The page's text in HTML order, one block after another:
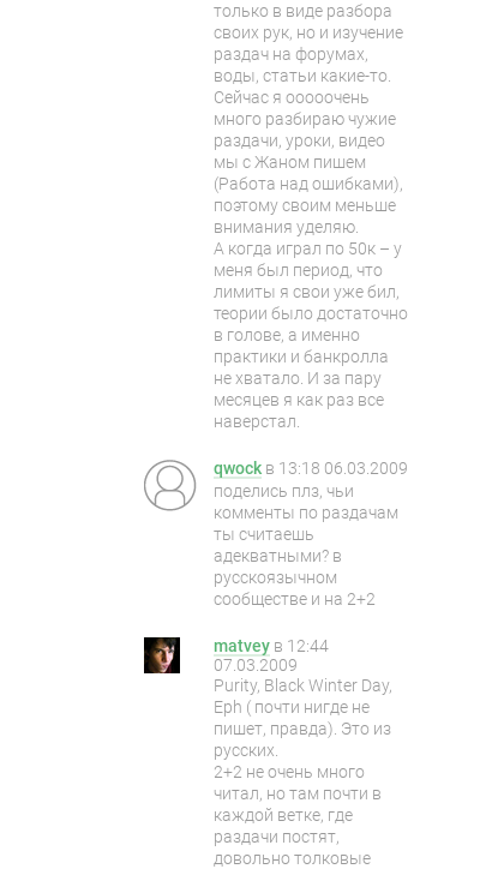
только в виде разбора
своих рук, но и изучение
раздач на форумах,
воды, статьи какие-то.
Сейчас я ооооочень
много разбираю чужие
раздачи, уроки, видео
мы с Жаном пишем
(Работа над ошибками),
поэтому своим меньше
внимания уделяю.
А когда играл по 50к – у
меня был период, что
лимиты я свои уже бил,
теории было достаточно
в голове, а именно
практики и банкролла
не хватало. И за пару
месяцев я как раз все
наверстал.
qwock в 13:18 06.03.2009
поделись плз, чьи
комменты по раздачам
ты считаешь
адекватными? в
русскоязычном
сообществе и на 2+2
matvey в 12:44
07.03.2009
Purity, Black Winter Day,
Eph ( почти нигде не
пишет, правда). Это из
русских.
2+2 не очень много
читал, но там почти в
каждой ветке, где
раздачи постят,
довольно толковые